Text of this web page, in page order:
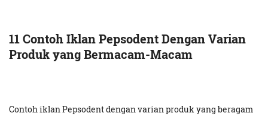
11 Contoh Iklan Pepsodent Dengan Varian
Produk yang Bermacam-Macam
Contoh iklan Pepsodent dengan varian produk yang beragam